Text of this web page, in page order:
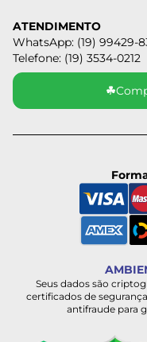
ATENDIMENTO
WhatsApp: (19) 99429-
Telefone: (19) 3534-0212
☘
Seus dados são
certificados de
antifraude para